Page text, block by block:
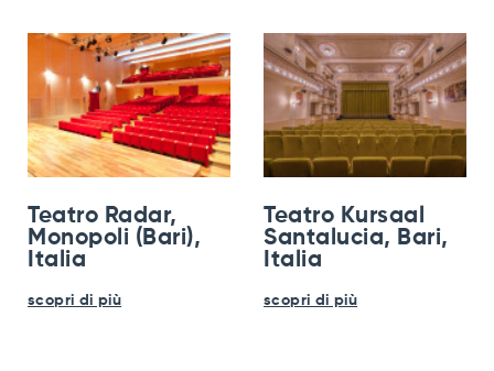
Teatro Radar,
Monopoli (Bari),
Italia
scopri di più
Teatro Kursaal
Santalucia, Bari,
Italia
scopri di più